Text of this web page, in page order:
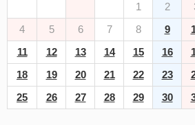
1 2
4
5 6 7 8 9
11
12 13 14 15 16
18
19 20 21 22 23
25
26 27 28 29 30